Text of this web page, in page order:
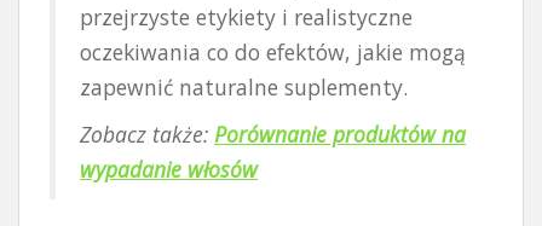
przejrzyste etykiety i realistyczne
oczekiwania co do efektów, jakie mogą
zapewnić naturalne suplementy.
Zobacz także: Porównanie produktów na
wypadanie włosów